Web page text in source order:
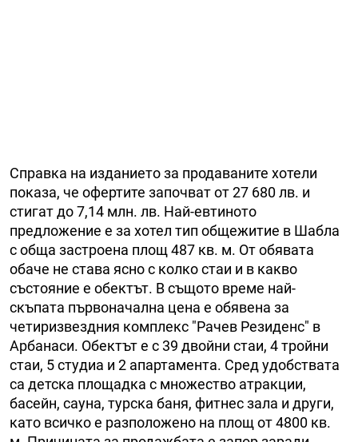
Справка на изданието за продаваните хотели
показа, че офертите започват от 27 680 лв. и
стигат до 7,14 млн. лв. Най-евтиното
предложение е за хотел тип общежитие в Шабла
с обща застроена площ 487 кв. м. От обявата
обаче не става ясно с колко стаи и в какво
състояние е обектът. В същото време най-
скъпата първоначална цена е обявена за
четиризвездния комплекс "Рачев Резиденс" в
Арбанаси. Обектът е с 39 двойни стаи, 4 тройни
стаи, 5 студиа и 2 апартамента. Сред удобствата
са детска площадка с множество атракции,
басейн, саунa, турска баня, фитнес зала и други,
като всичко е разположено на площ от 4800 кв.